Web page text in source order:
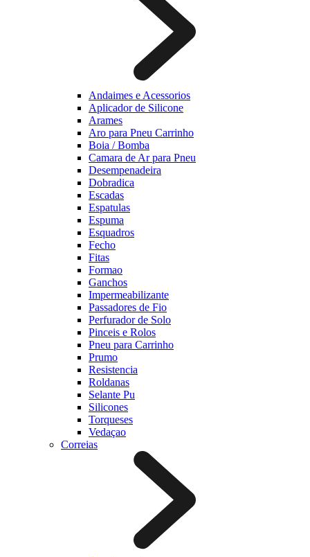
Andaimes e Acessorios
Aplicador de Silicone
Arames
Aro para Pneu Carrinho
Boia / Bomba
Camara de Ar para Pneu
Desempenadeira
Dobradica
Escadas
Espatulas
Espuma
Esquadros
Fecho
Fitas
Formao
Ganchos
Impermeabilizante
Passadores de Fio
Perfurador de Solo
Pinceis e Rolos
Pneu para Carrinho
Prumo
Resistencia
Roldanas
Selante Pu
Silicones
Torqueses
Vedaçao
Correias